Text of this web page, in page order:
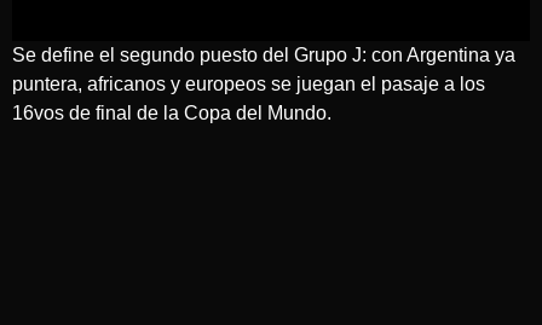
Se define el segundo puesto del Grupo J: con Argentina ya
puntera, africanos y europeos se juegan el pasaje a los
16vos de final de la Copa del Mundo.